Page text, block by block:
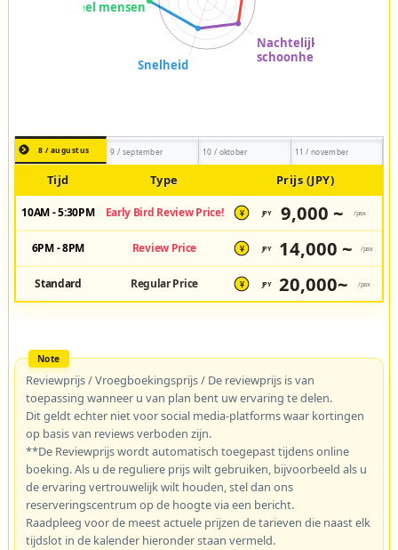
8 / augustus 9 / september 10 / oktober 11 / november
Tijd Type Prijs (JPY)
10AM - 5:30PM Early Bird Review Price! ¥ JPY 9,000 ~ /pax
6PM - 8PM Review Price ¥ JPY 14,000 ~ /pax
Standard Regular Price ¥ JPY 20,000~ /pax
Reviewprijs / Vroegboekingsprijs / De reviewprijs is van
toepassing wanneer u van plan bent uw ervaring te delen.
Dit geldt echter niet voor social media-platforms waar kortingen
op basis van reviews verboden zijn.
**De Reviewprijs wordt automatisch toegepast tijdens online
boeking. Als u de reguliere prijs wilt gebruiken, bijvoorbeeld als u
de ervaring vertrouwelijk wilt houden, stel dan ons
reserveringscentrum op de hoogte via een bericht.
Raadpleeg voor de meest actuele prijzen de tarieven die naast elk
tijdslot in de kalender hieronder staan vermeld.